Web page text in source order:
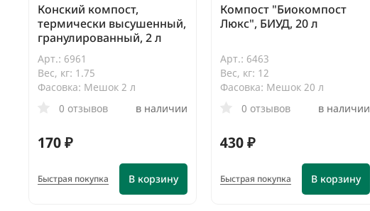
Конский компост,
термически высушенный,
гранулированный, 2 л
Арт.: 6961
Вес, кг: 1.75
Фасовка: Мешок 2 л
0 отзывов
в наличии
170 ₽
В корзину
Быстрая покупка
Компост "Биокомпост
Люкс", БИУД, 20 л
Арт.: 6463
Вес, кг: 12
Фасовка: Мешок 20 л
0 отзывов
в наличии
430 ₽
В корзину
Быстрая покупка